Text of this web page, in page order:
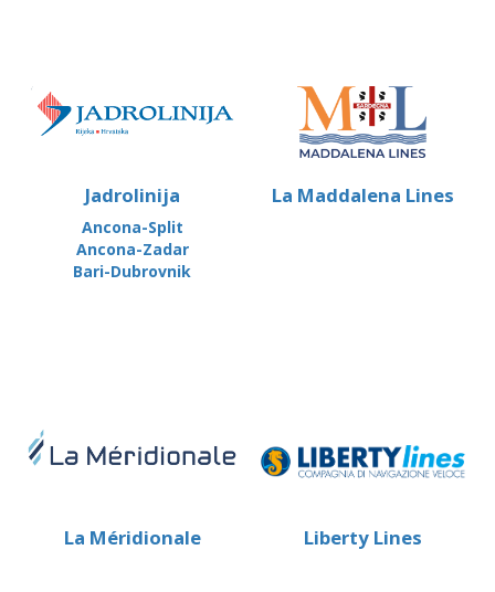
Jadrolinija
Ancona-Split
Ancona-Zadar
Bari-Dubrovnik
La Maddalena Lines
La Méridionale Liberty Lines